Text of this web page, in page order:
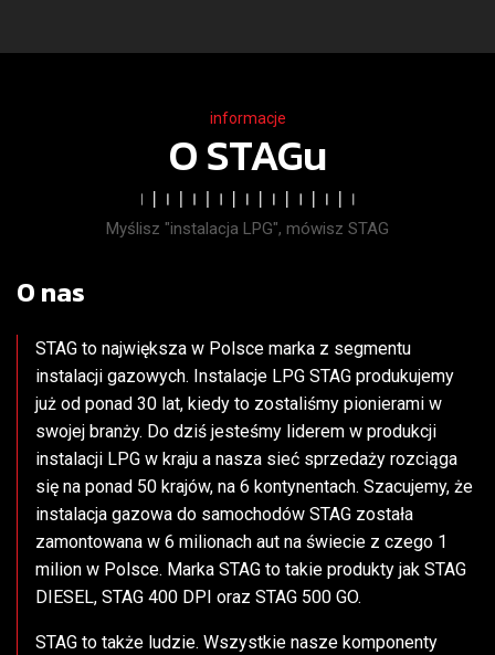
informacje
O STAGu
Myślisz "instalacja LPG", mówisz STAG
O nas
STAG to największa w Polsce marka z segmentu
instalacji gazowych. Instalacje LPG STAG produkujemy
już od ponad 30 lat, kiedy to zostaliśmy pionierami w
swojej branży. Do dziś jesteśmy liderem w produkcji
instalacji LPG w kraju a nasza sieć sprzedaży rozciąga
się na ponad 50 krajów, na 6 kontynentach. Szacujemy, że
instalacja gazowa do samochodów STAG została
zamontowana w 6 milionach aut na świecie z czego 1
milion w Polsce. Marka STAG to takie produkty jak STAG
DIESEL, STAG 400 DPI oraz STAG 500 GO.
STAG to także ludzie. Wszystkie nasze komponenty